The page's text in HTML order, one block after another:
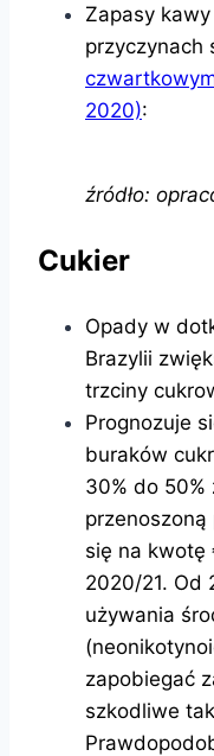
Zapasy
przyczynach
2020):
źródło:
Cukier
Opady w
Brazylii
trzciny
Prognozuje
buraków
30% do 50%
się na
2020/21. Od
używania
zapobiegać
szkodliwe